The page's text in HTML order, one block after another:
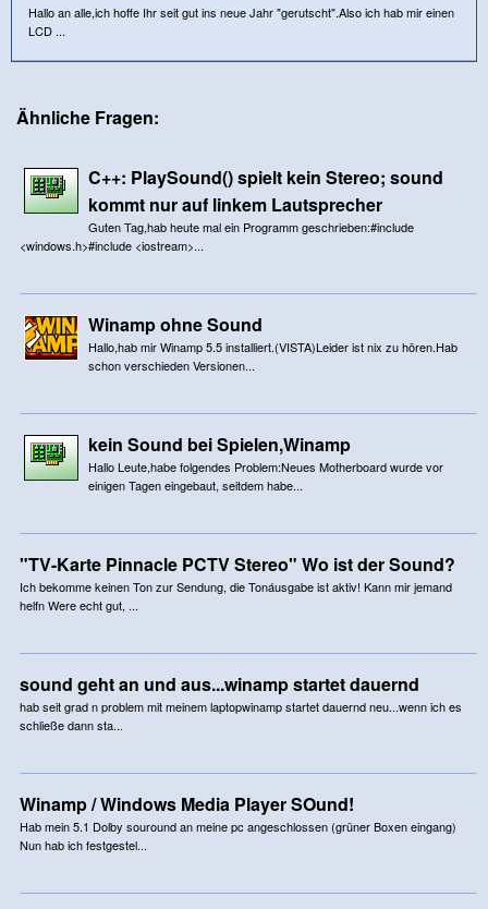
Hallo an alle,ich hoffe Ihr seit gut ins neue Jahr "gerutscht".Also ich hab mir einen
LCD ...
Ähnliche Fragen:
C++: PlaySound() spielt kein Stereo; sound
kommt nur auf linkem Lautsprecher
Guten Tag,hab heute mal ein Programm geschrieben:#include
<windows.h>#include <iostream>...
Winamp ohne Sound
Hallo,hab mir Winamp 5.5 installiert.(VISTA)Leider ist nix zu hören.Hab
schon verschieden Versionen...
kein Sound bei Spielen,Winamp
Hallo Leute,habe folgendes Problem:Neues Motherboard wurde vor
einigen Tagen eingebaut, seitdem habe...
"TV-Karte Pinnacle PCTV Stereo" Wo ist der Sound?
Ich bekomme keinen Ton zur Sendung, die Tonáusgabe ist aktiv! Kann mir jemand
helfn Were echt gut, ...
sound geht an und aus...winamp startet dauernd
hab seit grad n problem mit meinem laptopwinamp startet dauernd neu...wenn ich es
schließe dann sta...
Winamp / Windows Media Player SOund!
Hab mein 5.1 Dolby souround an meine pc angeschlossen (grüner Boxen eingang)
Nun hab ich festgestel...